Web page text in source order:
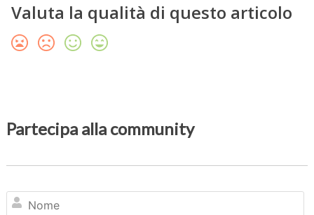
Valuta la qualità di questo articolo
Partecipa alla community